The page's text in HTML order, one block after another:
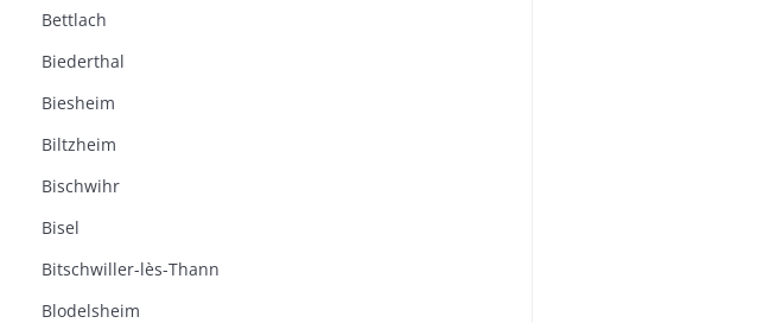
Bettlach
Biederthal
Biesheim
Biltzheim
Bischwihr
Bisel
Bitschwiller-lès-Thann
Blodelsheim